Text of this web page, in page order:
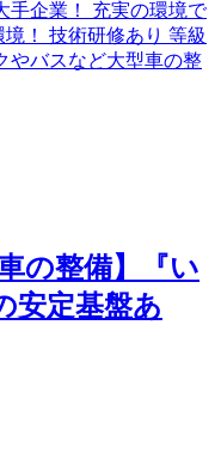
の整備】『い
安定基盤あ